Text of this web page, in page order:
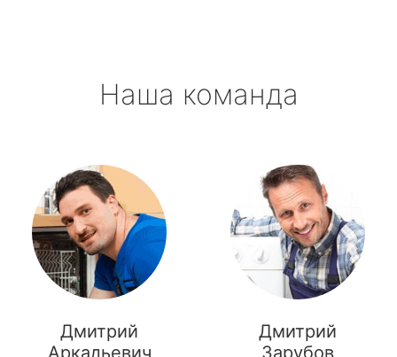
Наша команда
Дмитрий
Аркадьевич
Дмитрий
Зарубов